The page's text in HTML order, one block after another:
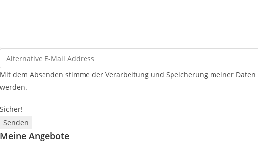
Mit dem Absenden stimme der Verarbeitung und Speicherung meiner
werden.
Sicher!
Senden
Meine Angebote